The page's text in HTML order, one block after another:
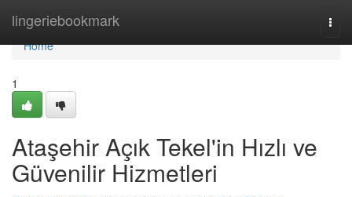
lingeriebookmark
Home
Home
1
Ataşehir Açık Tekel'in Hızlı ve
Güvenilir Hizmetleri